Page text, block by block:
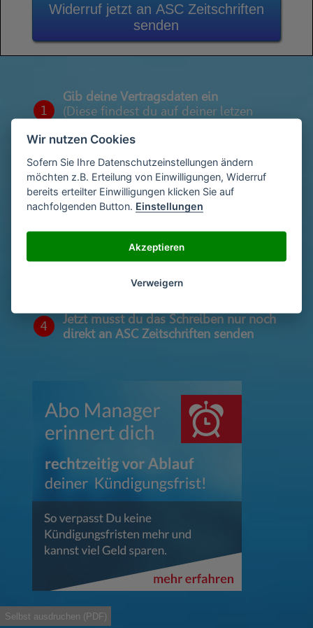
Widerruf jetzt an ASC Zeitschriften
senden
1
Gib deine Vertragsdaten ein
(Diese findest du auf deiner letzen
2
Gib deinen Namen und deine Adresse
ein
Unterschriebe das Schreiben mit deinem
Namen oder lade eine Unterschrift hoch
4
Jetzt musst du das Schreiben nur noch
direkt an ASC Zeitschriften senden
Selbst ausdruchen (PDF)
Wir nutzen Cookies
Sofern Sie Ihre Datenschutzeinstellungen ändern
möchten z.B. Erteilung von Einwilligungen, Widerruf
bereits erteilter Einwilligungen klicken Sie auf
nachfolgenden Button. Einstellungen
Akzeptieren
Verweigern